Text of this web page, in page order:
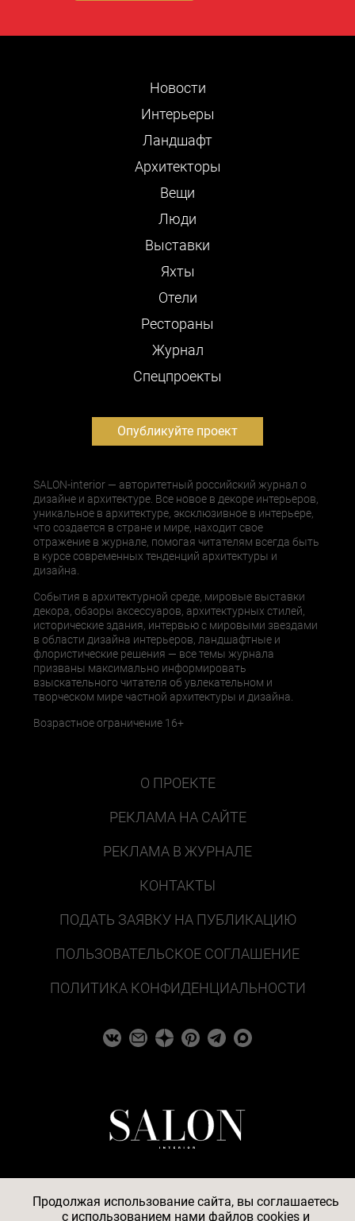
Новости
Интерьеры
Ландшафт
Архитекторы
Вещи
Люди
Выставки
Яхты
Отели
Рестораны
Журнал
Cпецпроекты
Опубликуйте проект
SALON-interior — авторитетный российский журнал о
дизайне и архитектуре. Все новое в декоре интерьеров,
уникальное в архитектуре, эксклюзивное в интерьере,
что создается в стране и мире, находит свое
отражение в журнале, помогая читателям всегда быть
в курсе современных тенденций архитектуры и
дизайна.
События в архитектурной среде, мировые выставки
декора, обзоры аксессуаров, архитектурных стилей,
исторические здания, интервью с мировыми звездами
в области дизайна интерьеров, ландшафтные и
флористические решения — все темы журнала
призваны максимально информировать
взыскательного читателя об увлекательном и
творческом мире частной архитектуры и дизайна.
Возрастное ограничение 16+
О ПРОЕКТЕ
РЕКЛАМА НА САЙТЕ
РЕКЛАМА В ЖУРНАЛЕ
КОНТАКТЫ
ПОДАТЬ ЗАЯВКУ НА ПУБЛИКАЦИЮ
ПОЛЬЗОВАТЕЛЬСКОЕ СОГЛАШЕНИЕ
ПОЛИТИКА КОНФИДЕНЦИАЛЬНОСТИ
Продолжая использование сайта, вы соглашаетесь
c использованием нами файлов cookiesи